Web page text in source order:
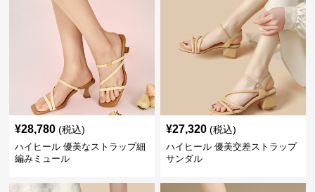
¥28,780 (税込)
ハイヒール 優美なストラップ細
編みミュール
¥27,320 (税込)
ハイヒール 優美交差ストラップ
サンダル